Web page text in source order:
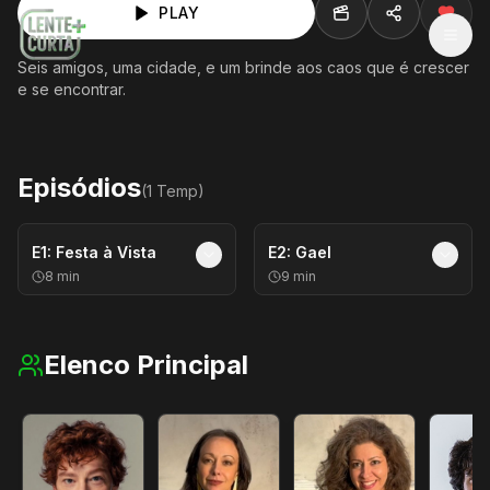
PLAY
Seis amigos, uma cidade, e um brinde aos caos que é crescer
e se encontrar.
Episódios(1 Temp)
E1: Festa à Vista
8 min
E2: Gael
9 min
Elenco Principal